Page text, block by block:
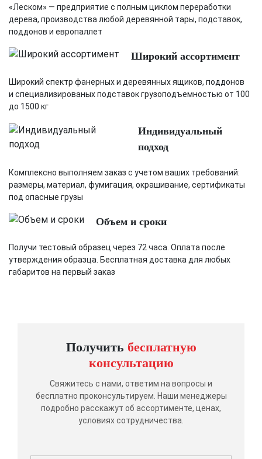
«Леском» — предприятие с полным циклом переработки
дерева, производства любой деревянной тары, подставок,
поддонов и европаллет
Широкий ассортимент
Широкий спектр фанерных и деревянных ящиков, поддонов
и специализированых подставок грузоподъемностью от 100
до 1500 кг
Индивидуальный
подход
Комплексно выполняем заказ с учетом ваших требований:
размеры, материал, фумигация, окрашивание, сертификаты
под опасные грузы
Объем и сроки
Получи тестовый образец через 72 часа. Оплата после
утверждения образца. Бесплатная доставка для любых
габаритов на первый заказ
Получить бесплатную
консультацию
Свяжитесь с нами, ответим на вопросы и
бесплатно проконсультируем. Наши менеджеры
подробно расскажут об ассортименте, ценах,
условиях сотрудничества.